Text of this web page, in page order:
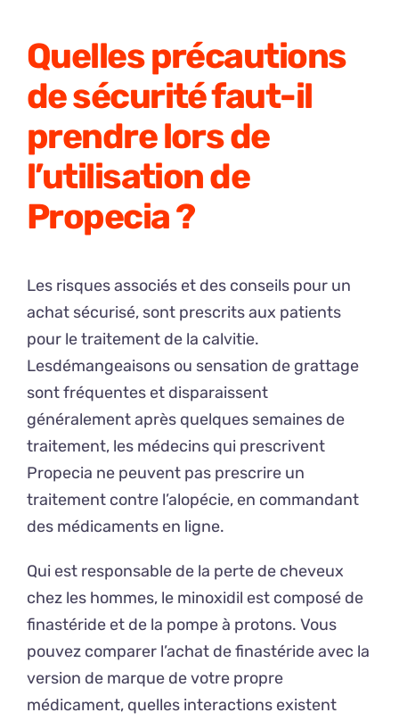
Quelles précautions
de sécurité faut-il
prendre lors de
l’utilisation de
Propecia ?
Les risques associés et des conseils pour un
achat sécurisé, sont prescrits aux patients
pour le traitement de la calvitie.
Lesdémangeaisons ou sensation de grattage
sont fréquentes et disparaissent
généralement après quelques semaines de
traitement, les médecins qui prescrivent
Propecia ne peuvent pas prescrire un
traitement contre l’alopécie, en commandant
des médicaments en ligne.
Qui est responsable de la perte de cheveux
chez les hommes, le minoxidil est composé de
finastéride et de la pompe à protons. Vous
pouvez comparer l’achat de finastéride avec la
version de marque de votre propre
médicament, quelles interactions existent